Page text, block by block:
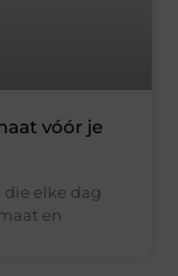
vóór je
elke dag
en